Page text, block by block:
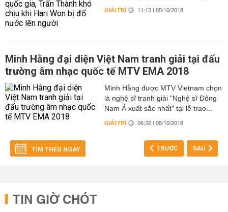
GIẢI TRÍ 11:13 | 05/10/2018
Minh Hằng đại diện Việt Nam tranh giải tại đấu
trường âm nhạc quốc tế MTV EMA 2018
Minh Hằng được MTV Vietnam chọn
là nghệ sĩ tranh giải "Nghệ sĩ Đông
Nam Á xuất sắc nhất" tại lễ trao...
GIẢI TRÍ 06:32 | 05/10/2018
TÌM THEO NGÀY TRƯỚC SAU
TIN GIỜ CHÓT